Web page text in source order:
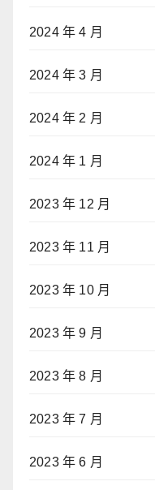
2024 年 4 月
2024 年 3 月
2024 年 2 月
2024 年 1 月
2023 年 12 月
2023 年 11 月
2023 年 10 月
2023 年 9 月
2023 年 8 月
2023 年 7 月
2023 年 6 月